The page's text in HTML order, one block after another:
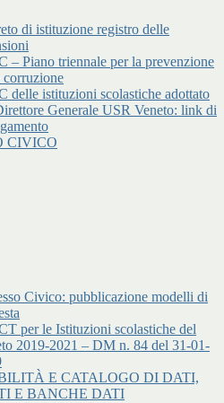
di istituzione registro delle
– Piano triennale per la prevenzione
corruzione
delle istituzioni scolastiche adottato
Generale USR Veneto: link di
CIVICO
Civico: pubblicazione modelli di
per le Istituzioni scolastiche del
2019-2021 – DM n. 84 del 31-01-
E CATALOGO DI DATI,
E BANCHE DATI